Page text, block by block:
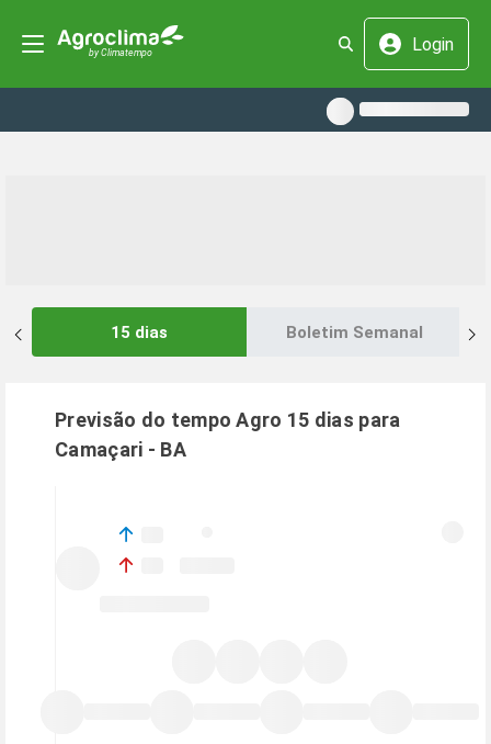
Login
15 dias Boletim Semanal
Previsão do tempo Agro 15 dias para
Camaçari - BA